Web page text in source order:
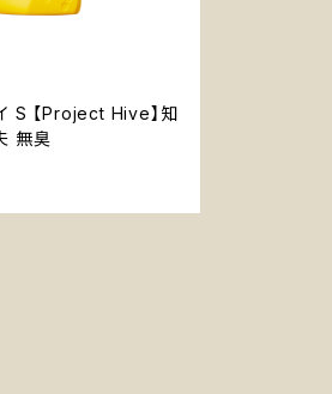
S 【Project Hive】知
無臭